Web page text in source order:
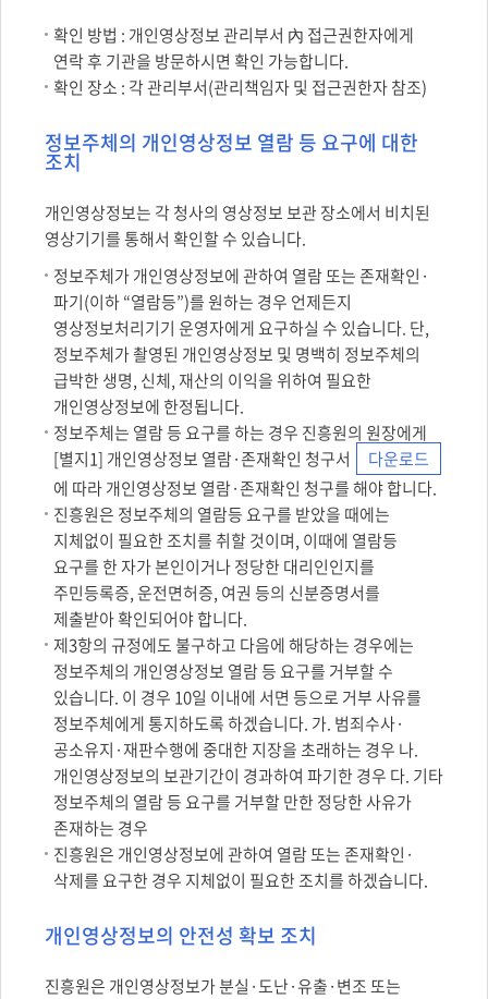
확인 방법 : 개인영상정보 관리부서 內 접근권한자에게
연락 후 기관을 방문하시면 확인 가능합니다.
확인 장소 : 각 관리부서(관리책임자 및 접근권한자 참조)
정보주체의 개인영상정보 열람 등 요구에 대한
조치
개인영상정보는 각 청사의 영상정보 보관 장소에서 비치된
영상기기를 통해서 확인할 수 있습니다.
정보주체가 개인영상정보에 관하여 열람 또는 존재확인·
파기(이하 “열람등”)를 원하는 경우 언제든지
영상정보처리기기 운영자에게 요구하실 수 있습니다. 단,
정보주체가 촬영된 개인영상정보 및 명백히 정보주체의
급박한 생명, 신체, 재산의 이익을 위하여 필요한
개인영상정보에 한정됩니다.
정보주체는 열람 등 요구를 하는 경우 진흥원의 원장에게
[별지1] 개인영상정보 열람·존재확인 청구서
다운로드
에 따라 개인영상정보 열람·존재확인 청구를 해야 합니다.
진흥원은 정보주체의 열람등 요구를 받았을 때에는
지체없이 필요한 조치를 취할 것이며, 이때에 열람등
요구를 한 자가 본인이거나 정당한 대리인인지를
주민등록증, 운전면허증, 여권 등의 신분증명서를
제출받아 확인되어야 합니다.
제3항의 규정에도 불구하고 다음에 해당하는 경우에는
정보주체의 개인영상정보 열람 등 요구를 거부할 수
있습니다. 이 경우 10일 이내에 서면 등으로 거부 사유를
정보주체에게 통지하도록 하겠습니다. 가. 범죄수사·
공소유지·재판수행에 중대한 지장을 초래하는 경우 나.
개인영상정보의 보관기간이 경과하여 파기한 경우 다. 기타
정보주체의 열람 등 요구를 거부할 만한 정당한 사유가
존재하는 경우
진흥원은 개인영상정보에 관하여 열람 또는 존재확인·
삭제를 요구한 경우 지체없이 필요한 조치를 하겠습니다.
개인영상정보의 안전성 확보 조치
진흥원은 개인영상정보가 분실·도난·유출·변조 또는